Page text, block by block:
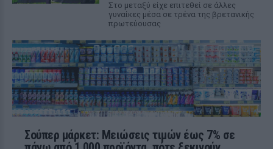
Στο μεταξύ είχε επιτεθεί σε άλλες
γυναίκες μέσα σε τρένα της βρετανικής
πρωτεύουσας
Σούπερ μάρκετ: Μειώσεις τιμών έως 7% σε